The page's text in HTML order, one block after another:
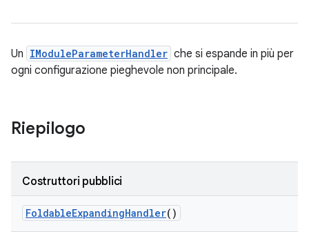
Un IModuleParameterHandler che si espande in più per
ogni configurazione pieghevole non principale.
Riepilogo
Costruttori pubblici
FoldableExpandingHandler()